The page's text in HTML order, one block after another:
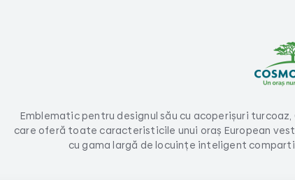
Emblematic pentru designul său cu acoperișuri
care oferă toate caracteristicile unui oraș European
cu gama largă de locuințe inteligent